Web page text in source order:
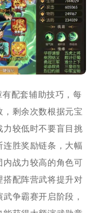
配套辅助技巧，每
，剩余次数根据元宝
力较低时不要盲目挑
胜奖励链条，大幅
内战力较高的角色可
搭配阵营武将提升对
争霸赛开启阶段，